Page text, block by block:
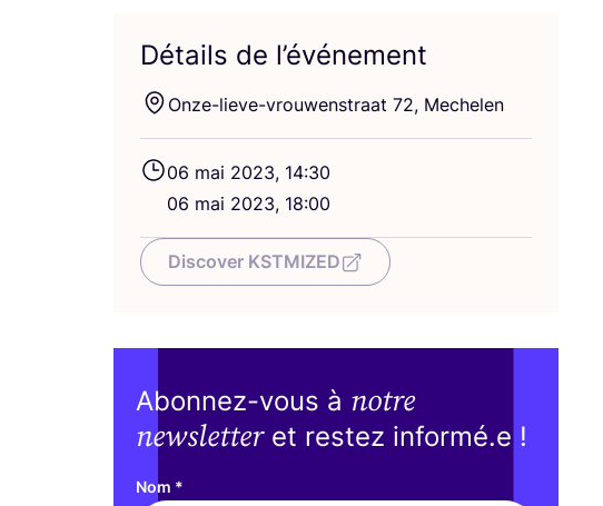
Détails de l’événement
Onze-lieve-vrou­wens­traat 72, Mechelen
06 mai 2023, 14:30
06 mai 2023, 18:00
Discover KSTMIZED
Abonnez-vous à notre
newsletteret restez informé.e !
Nom *